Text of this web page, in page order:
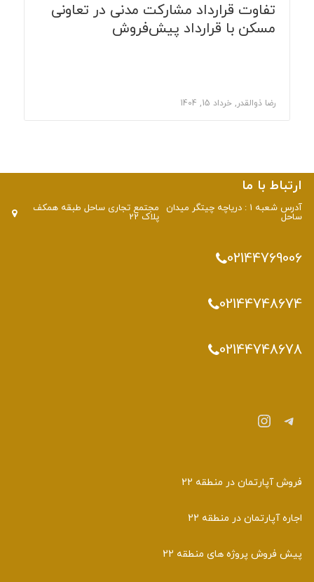
تفاوت قرارداد مشارکت مدنی در تعاونی
مسکن با قرارداد پیش‌فروش
رضا ذوالقدر, خرداد 15, 1404
با ما
آدرس شعبه 1 : دریاچه چیتگر میدان مجتمع تجاری ساحل طبقه همکف
پلاک 22
اینستاگرم
در منطقه 22
در منطقه 22
پروژه های منطقه 22